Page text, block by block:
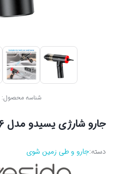
شناسه محصول:
جارو شارژی یسیدو مدل VC06
دسته:جارو و طی زمین شوی